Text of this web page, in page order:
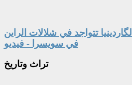
الگاردينيا تتواجد في شلالات الراين
في سويسرا - فيديو
تراث وتاريخ